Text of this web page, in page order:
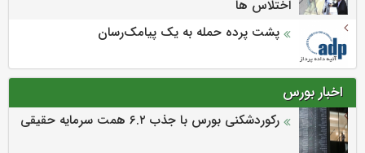
اختلاس ها
پشت پرده حمله به یک پیامک‌رسان
اخبار بورس
رکوردشکنی بورس با جذب ۶.۲ همت سرمایه حقیقی